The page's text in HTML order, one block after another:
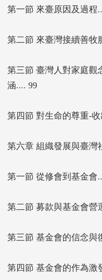
第一節 來臺原因及過程
第二節 來臺灣接續善牧
第三節 臺灣人對家庭觀
涵.... 99
第四節 對生命的尊重-
第六章 組織發展與臺灣
第一節 從修會到基金會
第二節 募款與基金會營
第三節 基金會的信念與
第四節 基金會的作為激